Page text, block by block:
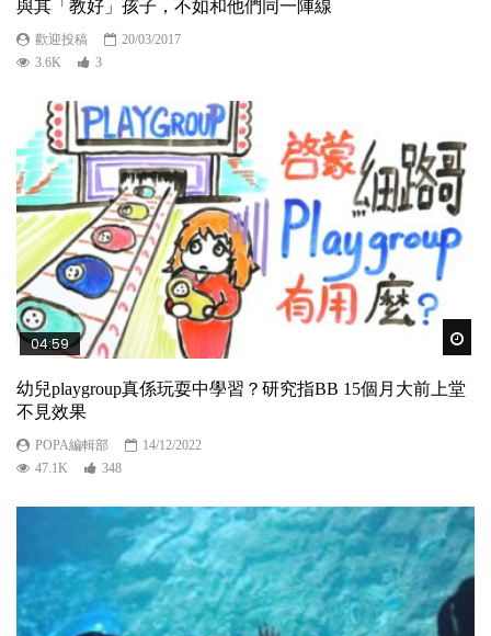
與其「教好」孩子，不如和他們同一陣線
歡迎投稿
20/03/2017
3.6K
3
04:59
幼兒playgroup真係玩耍中學習？研究指BB 15個月大前上堂
不見效果
POPA編輯部
14/12/2022
47.1K
348